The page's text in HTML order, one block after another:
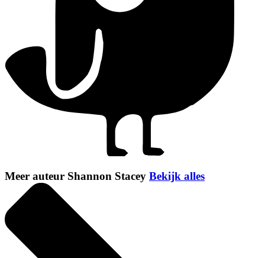
Meer auteur Shannon Stacey Bekijk alles